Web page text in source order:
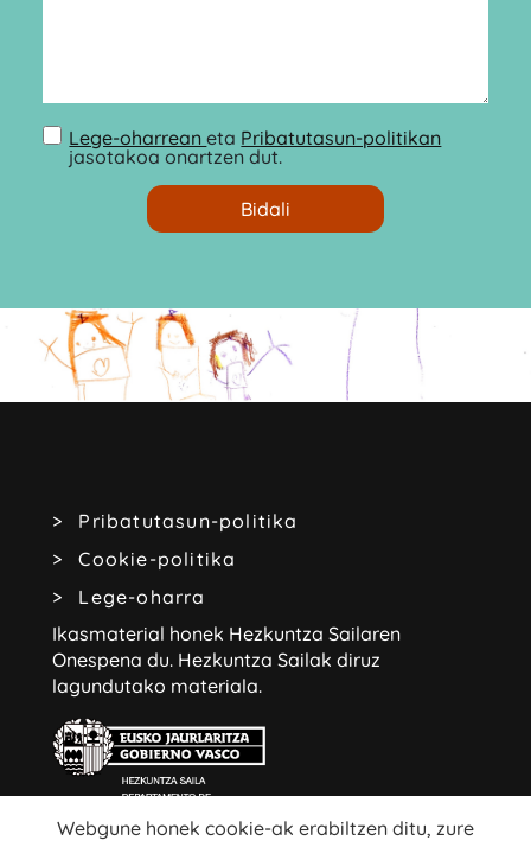
Lege-oharreaneta Pribatutasun-politikan
jasotakoa onartzen dut.
Pribatutasun-politika
Cookie-politika
Lege-oharra
Ikasmaterial honek Hezkuntza Sailaren
Onespena du. Hezkuntza Sailak diruz
lagundutako materiala.
Webgune honek cookie-ak erabiltzen ditu, zure